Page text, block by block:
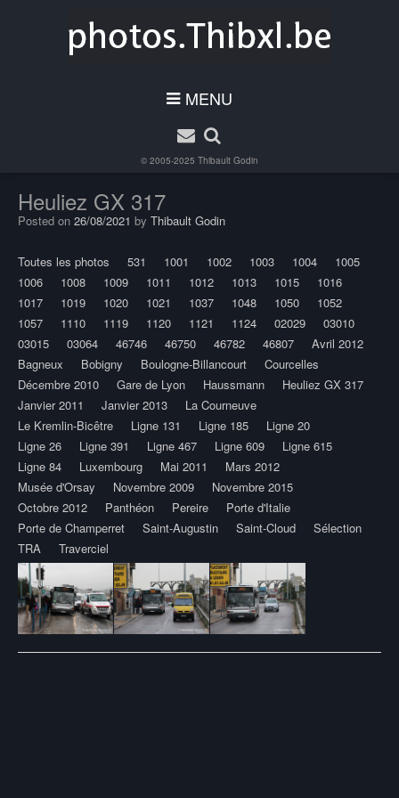
MENU
© 2005-2025 Thibault Godin
Heuliez GX 317
Posted on 26/08/2021 by Thibault Godin
Toutes les photos 531 1001 1002 1003 1004
1005
1006
1008 1009 1011 1012 1013 1015
1016
1017
1019 1020 1021 1037 1048 1050
1052
1057
1110 1119 1120 1121 1124 02029
03010
03015
03064 46746 46750 46782 46807
Avril 2012
Bagneux
Bobigny Boulogne-Billancourt
Courcelles
Décembre 2010
Gare de Lyon Haussmann
Heuliez GX 317
Janvier 2011
Janvier 2013
La Courneuve
Le Kremlin-Bicêtre
Ligne 131 Ligne 185
Ligne 20
Ligne 26
Ligne 391 Ligne 467 Ligne 609
Ligne 615
Ligne 84
Luxembourg Mai 2011
Mars 2012
Musée d'Orsay
Novembre 2009
Novembre 2015
Octobre 2012
Panthéon Pereire
Porte d'Italie
Porte de Champerret
Saint-Augustin Saint-Cloud
Sélection
TRA
Traverciel
Post